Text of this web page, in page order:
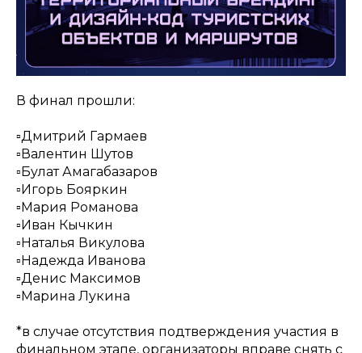
В финал прошли:
▫️Дмитрий Гармаев
▫️Валентин Шутов
▫️Булат Амагабазаров
▫️Игорь Бояркин
▫️Мария Романова
▫️Иван Кычкин
▫️Наталья Викулова
▫️Надежда Иванова
▫️Денис Максимов
▫️Марина Лукина
*в случае отсутствия подтверждения участия в
финальном этапе, организаторы вправе снять с